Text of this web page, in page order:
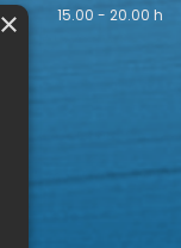
15.00 - 20.00 h
×